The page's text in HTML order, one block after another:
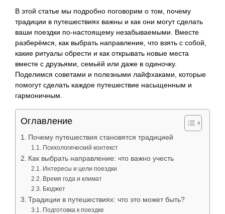
В этой статье мы подробно поговорим о том, почему
традиции в путешествиях важны и как они могут сделать
ваши поездки по-настоящему незабываемыми. Вместе
разберёмся, как выбрать направление, что взять с собой,
какие ритуалы обрести и как открывать новые места
вместе с друзьями, семьёй или даже в одиночку.
Поделимся советами и полезными лайфхаками, которые
помогут сделать каждое путешествие насыщенным и
гармоничным.
Оглавление
Почему путешествия становятся традицией
Психологический контекст
Как выбрать направление: что важно учесть
Интересы и цели поездки
Время года и климат
Бюджет
Традиции в путешествиях: что это может быть?
Подготовка к поездке